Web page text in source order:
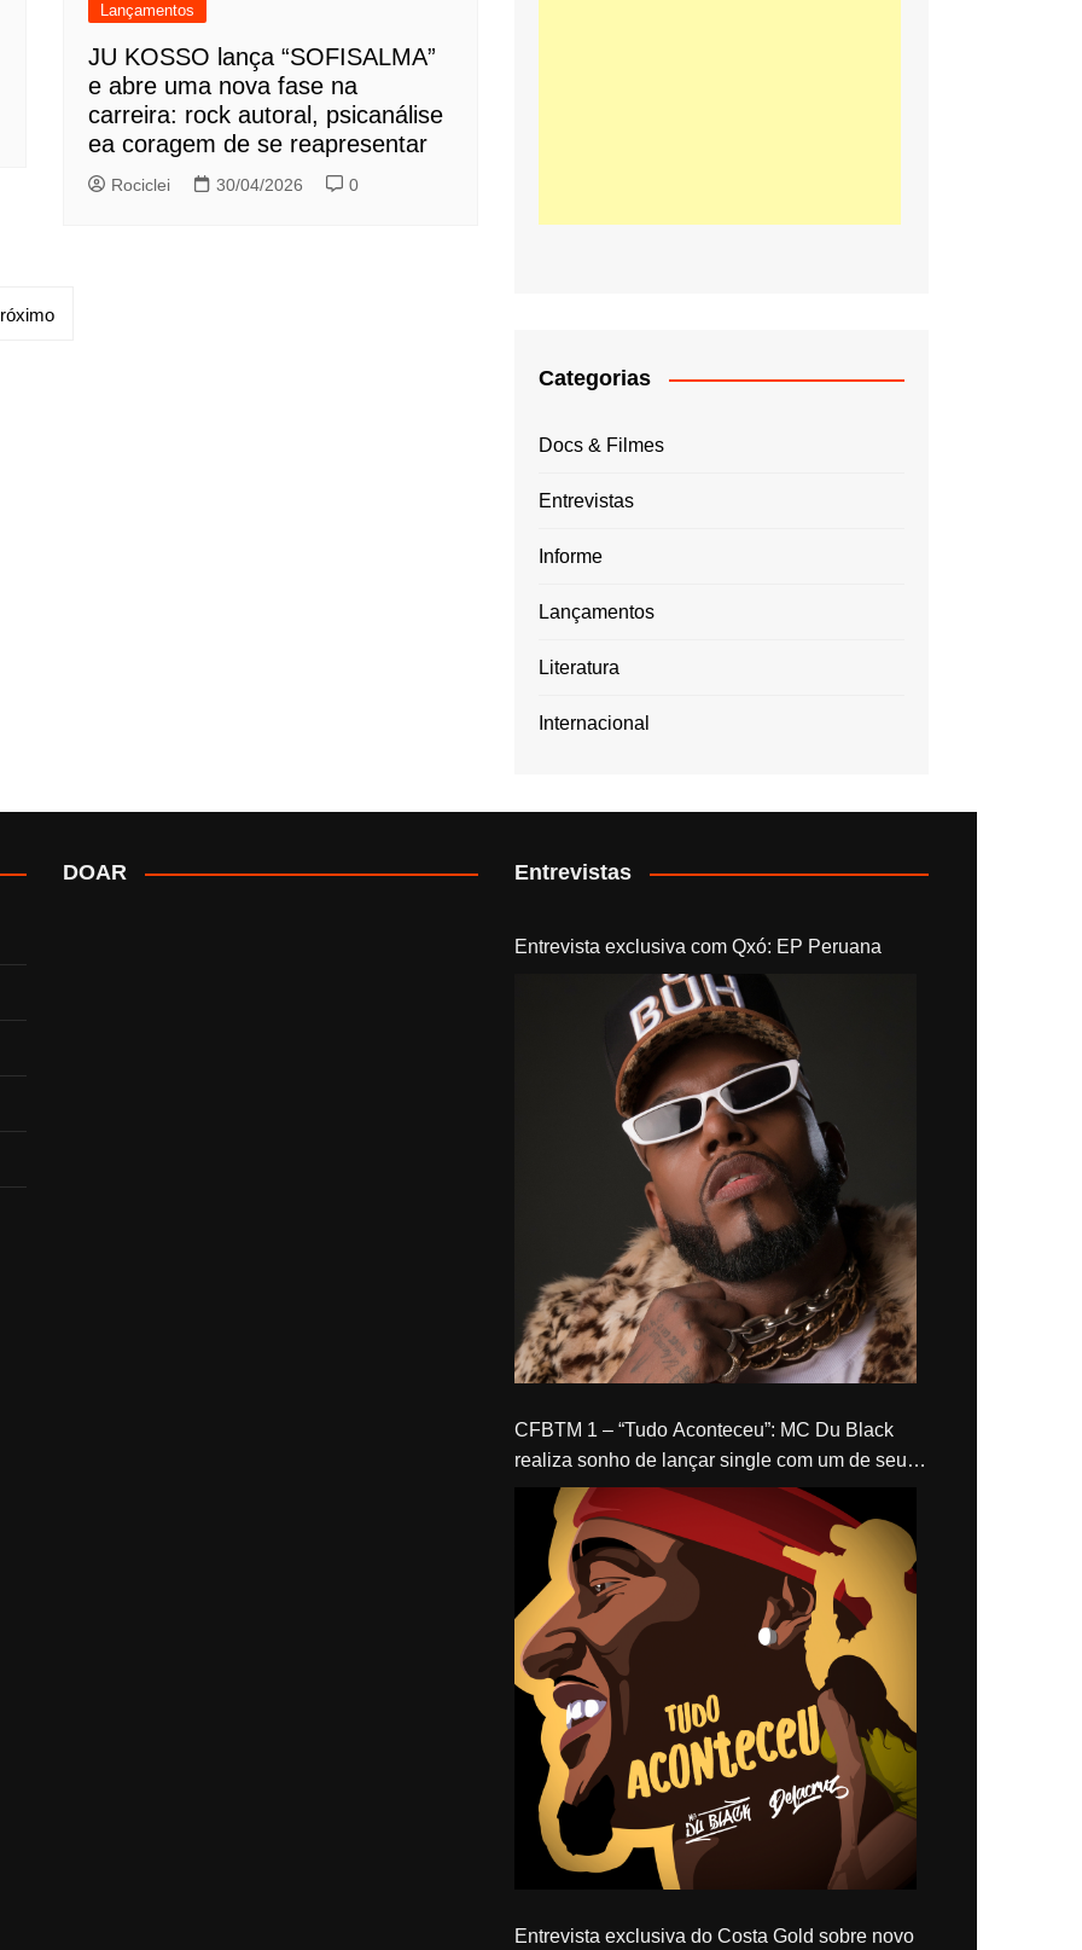
Lançamentos
JU KOSSO lança “SOFISALMA”
e abre uma nova fase na
carreira: rock autoral, psicanálise
ea coragem de se reapresentar
Rociclei 30/04/2026 0
Categorias
Docs & Filmes
Entrevistas
Informe
Lançamentos
Literatura
Internacional
DOAR Entrevistas
Entrevista exclusiva com Qxó: EP Peruana
CFBTM 1 – “Tudo Aconteceu”: MC Du Black
realiza sonho de lançar single com um de seus
ídolos, Delacruz
Entrevista exclusiva do Costa Gold sobre novo